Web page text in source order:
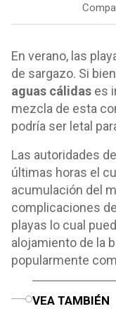
En verano, las
de sargazo. Si
aguas cálidas es
mezcla de esta
podría ser letal
Las autoridades de
últimas horas el
acumulación del
complicaciones
playas lo cual
alojamiento de la
popularmente
VEA TAMBIÉN